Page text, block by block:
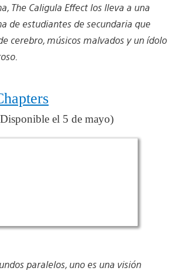
The Caligula Effect los lleva a una
de estudiantes de secundaria que
cerebro, músicos malvados y un ídolo
el 5 de mayo)
paralelos, uno es una visión